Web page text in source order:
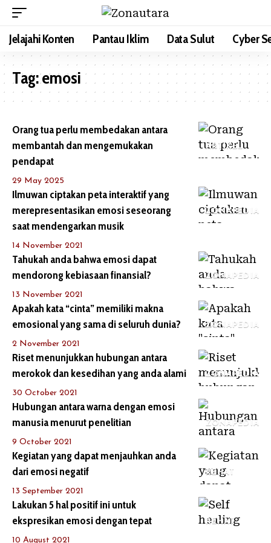
Jelajahi Konten Pantau Iklim Data Sulut Cyber
Tag:emosi
ARTIKEL
Orang tua perlu membedakan antara
membantah dan mengemukakan
pendapat
29 May 2025
ZONAPEDIA
Ilmuwan ciptakan peta interaktif yang
merepresentasikan emosi seseorang
saat mendengarkan musik
14 November 2021
ZONAPEDIA
Tahukah anda bahwa emosi dapat
mendorong kebiasaan finansial?
13 November 2021
ZONAPEDIA
Apakah kata “cinta” memiliki makna
emosional yang sama di seluruh dunia?
2 November 2021
ZONAPEDIA
Riset menunjukkan hubungan antara
merokok dan kesedihan yang anda alami
30 October 2021
ZONAPEDIA
Hubungan antara warna dengan emosi
manusia menurut penelitian
9 October 2021
REHAT
Kegiatan yang dapat menjauhkan anda
dari emosi negatif
13 September 2021
REHAT
Lakukan 5 hal positif ini untuk
ekspresikan emosi dengan tepat
10 August 2021